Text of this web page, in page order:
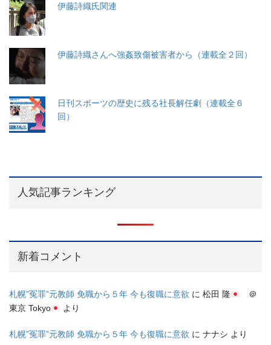
伊藤詩織氏関連
伊藤詩織さんへ強姦致傷被害者から（連載全２回）
日刊スポーツの歴史に残る社長解任劇（連載全６
回）
人気記事ランキング
新着コメント
札幌”冤罪”元教師 免職から５年 今も復職に意欲 に 松田 隆
＠
東京 Tokyo
より
札幌”冤罪”元教師 免職から５年 今も復職に意欲 に ナナシ より